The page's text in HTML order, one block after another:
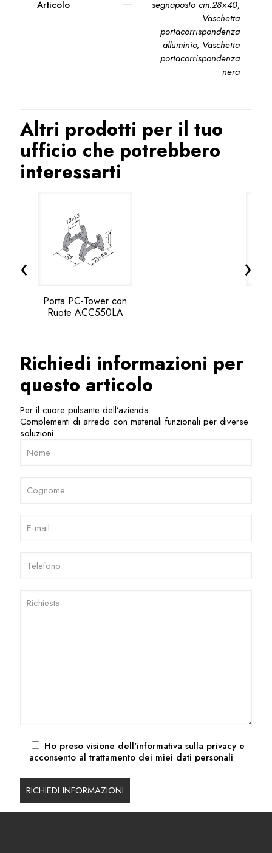
Articolo
segnaposto cm.28×40,
Vaschetta
portacorrispondenza
alluminio, Vaschetta
portacorrispondenza
nera
Altri prodotti per il tuo
ufficio che potrebbero
interessarti
Porta PC-Tower con
Ruote ACC550LA
‹ ›
Richiedi informazioni per
questo articolo
Per il cuore pulsante dell’azienda
Complementi di arredo con materiali funzionali per diverse
soluzioni
Ho preso visione dell'informativa sulla privacy e
acconsento al trattamento dei miei dati personali